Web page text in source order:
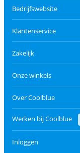
Bedrijfswebsite
Klantenservice
Zakelijk
Onze winkels
Over Coolblue
Werken bij Coolblue
Inloggen